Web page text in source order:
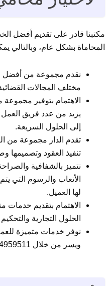
مكتبنا قادر على تقديم أفضل
المحاماة بشكل عام،
نقدم مجموعة من أفضل
مختلف المجالات
الاهتمام بتوفير
يزيد من عدد فريق العمل
إلى الحلول السريعة.
تقدم الدار مجموعة من
تنفيذ العقود وتصميمها
نتميز بالشفافية
الأتعاب والرسوم التي
لها العميل.
الاهتمام بتقديم خدمات
الحلول التجارية
نوفر خدمات متميزة
ويسر من خلال 94959511 .